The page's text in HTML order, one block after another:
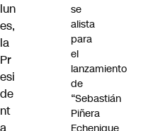
lun
es,
la
Pr
esi
de
nt
a
se
alista
para
el
lanzamiento
de
“Sebastián
Piñera
Echenique